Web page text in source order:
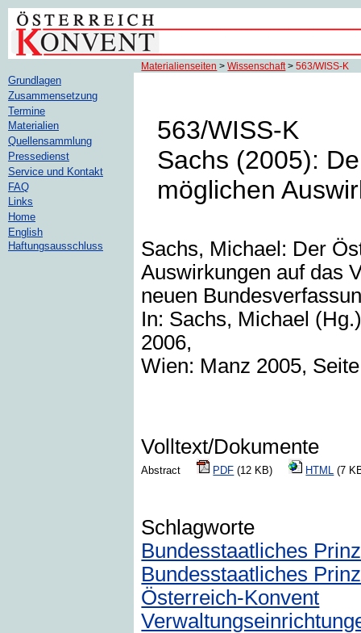
Materialienseiten >Wissenschaft >563/WISS-K
563/WISS-K
Sachs (2005):
möglichen
Sachs, Michael: Der
Auswirkungen auf das
neuen
In: Sachs, Michael
2006,
Wien: Manz 2005,
Volltext/Dokumente
Abstract PDF (12 KB) HTML (7
Schlagworte
Bundesstaatliches
Bundesstaatliches
Österreich-Konvent
Grundlagen
Zusammensetzung
Termine
Materialien
Quellensammlung
Pressedienst
Service und Kontakt
FAQ
Links
Home
English
Haftungsausschluss